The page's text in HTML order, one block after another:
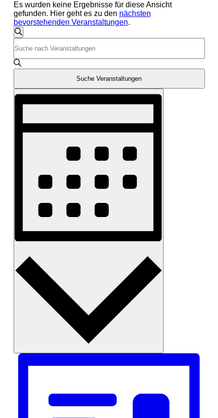
Es wurden keine Ergebnisse für diese Ansicht
gefunden. Hier geht es zu den nächsten
bevorstehenden Veranstaltungen.
Veranstaltungen
Suche
und
Ansichten,
Navigation
Suche
Schlüsselwort
eingeben.
Suche
Veranstaltungen
Schlüsselwort.
Suche Veranstaltungen
Veranstaltung
Ansichten-